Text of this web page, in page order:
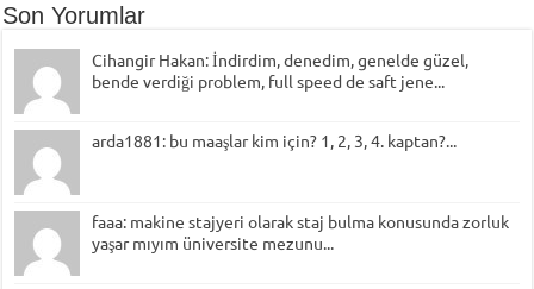
Son Yorumlar
Cihangir Hakan: İndirdim, denedim, genelde güzel,
bende verdiği problem, full speed de saft jene...
arda1881: bu maaşlar kim için? 1, 2, 3, 4. kaptan?...
faaa: makine stajyeri olarak staj bulma konusunda zorluk
yaşar mıyım üniversite mezunu...